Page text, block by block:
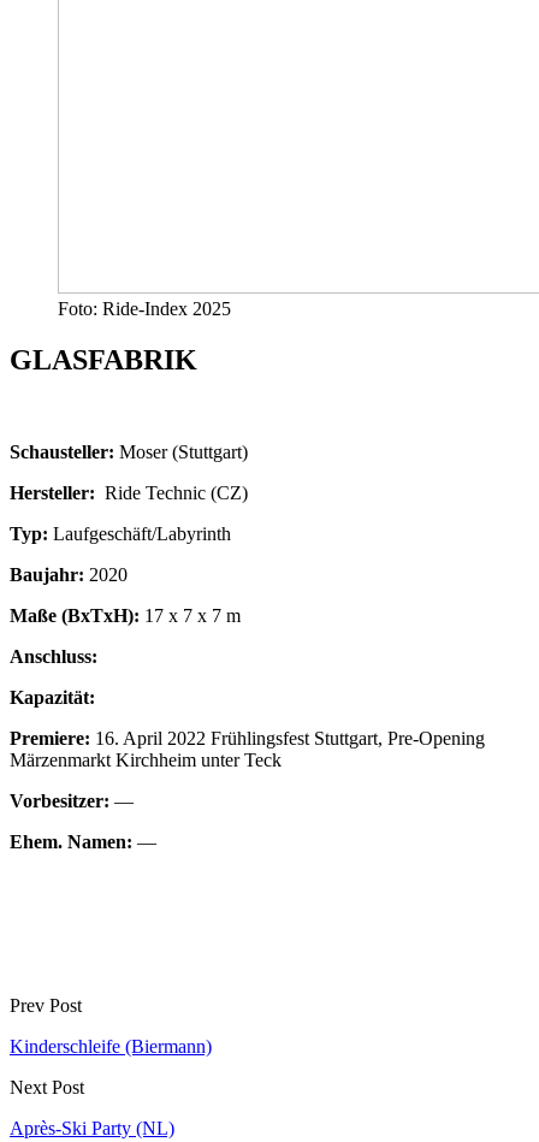
Foto: Ride-Index 2025
GLASFABRIK
Schausteller: Moser (Stuttgart)
Hersteller: Ride Technic (CZ)
Typ: Laufgeschäft/Labyrinth
Baujahr: 2020
Maße (BxTxH): 17 x 7 x 7 m
Anschluss:
Kapazität:
Premiere: 16. April 2022 Frühlingsfest Stuttgart, Pre-Opening
Märzenmarkt Kirchheim unter Teck
Vorbesitzer: —
Ehem. Namen: —
Prev Post
Kinderschleife (Biermann)
Next Post
Après-Ski Party (NL)